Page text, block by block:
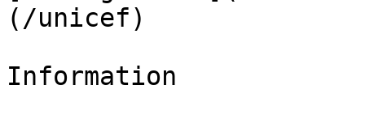
(/unicef)
Information